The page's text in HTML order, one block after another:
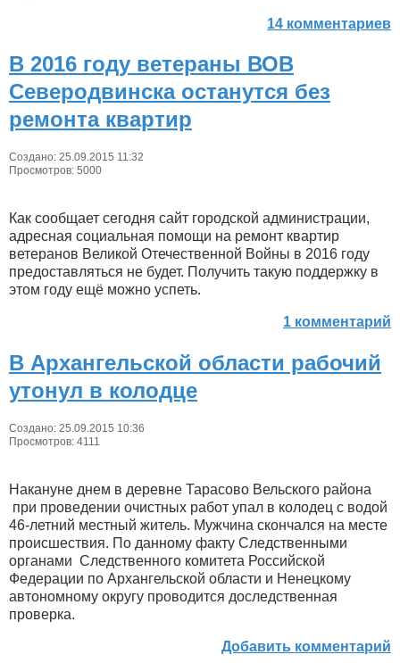
14 комментариев
В 2016 году ветераны ВОВ
Северодвинска останутся без
ремонта квартир
Создано: 25.09.2015 11:32
Просмотров: 5000
Как сообщает сегодня сайт городской администрации,
адресная социальная помощи на ремонт квартир
ветеранов Великой Отечественной Войны в 2016 году
предоставляться не будет. Получить такую поддержку в
этом году ещё можно успеть.
1 комментарий
В Архангельской области рабочий
утонул в колодце
Создано: 25.09.2015 10:36
Просмотров: 4111
Накануне днем в деревне Тарасово Вельского района
при проведении очистных работ упал в колодец с водой
46-летний местный житель. Мужчина скончался на месте
происшествия. По данному факту Следственными
органами Следственного комитета Российской
Федерации по Архангельской области и Ненецкому
автономному округу проводится доследственная
проверка.
Добавить комментарий